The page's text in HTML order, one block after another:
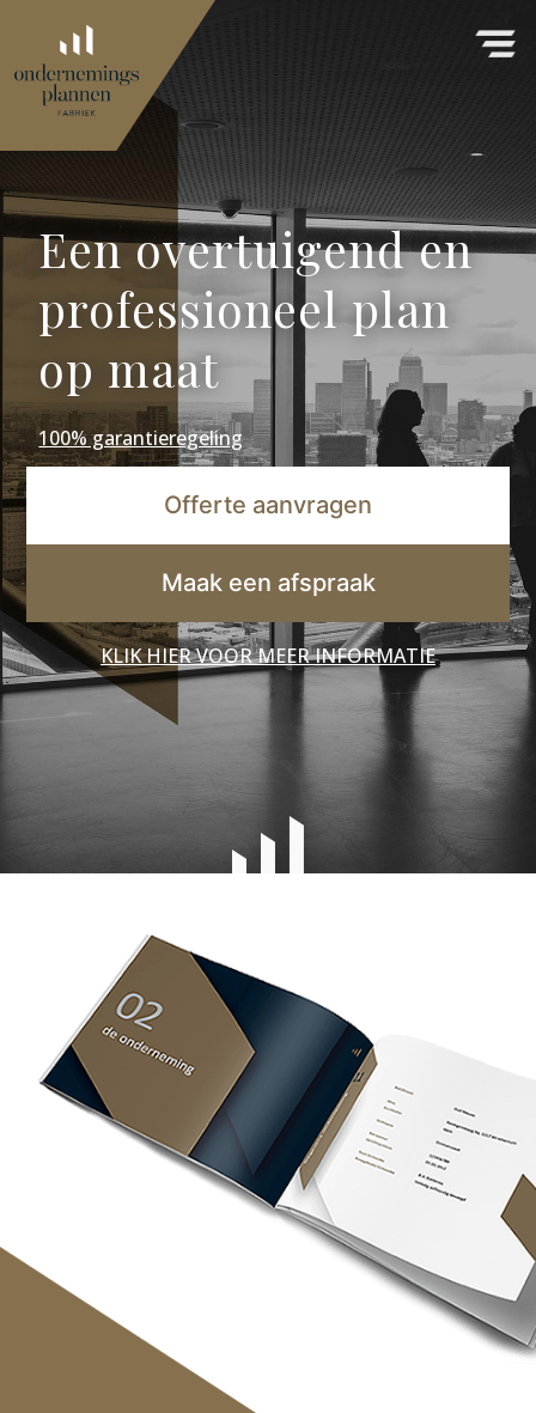
Een overtuigend en
professioneel plan
op maat
100% garantieregeling
Offerte aanvragen
Maak een afspraak
KLIK HIER VOOR MEER INFORMATIE